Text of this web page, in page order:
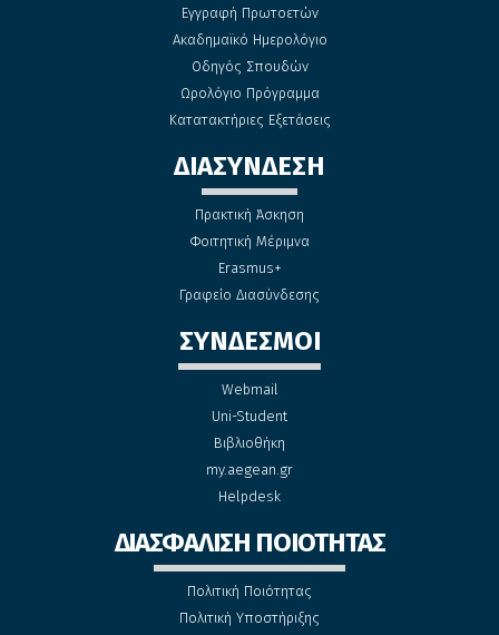
Εγγραφή Πρωτοετών
Ακαδημαϊκό Ημερολόγιο
Οδηγός Σπουδών
Ωρολόγιο Πρόγραμμα
Κατατακτήριες Εξετάσεις
ΔΙΑΣΥΝΔΕΣΗ
Πρακτική Άσκηση
Φοιτητική Μέριμνα
Erasmus+
Γραφείο Διασύνδεσης
ΣΥΝΔΕΣΜΟΙ
Webmail
Uni-Student
Βιβλιοθήκη
my.aegean.gr
Helpdesk
ΔΙΑΣΦΑΛΙΣΗ ΠΟΙΟΤΗΤΑΣ
Πολιτική Ποιότητας
Πολιτική Υποστήριξης